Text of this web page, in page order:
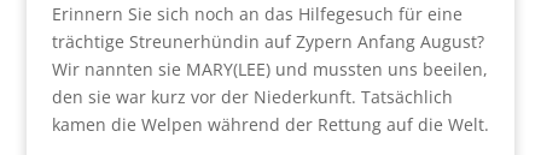
Erinnern Sie sich noch an das Hilfegesuch für eine
trächtige Streunerhündin auf Zypern Anfang August?
Wir nannten sie MARY(LEE) und mussten uns beeilen,
den sie war kurz vor der Niederkunft. Tatsächlich
kamen die Welpen während der Rettung auf die Welt.